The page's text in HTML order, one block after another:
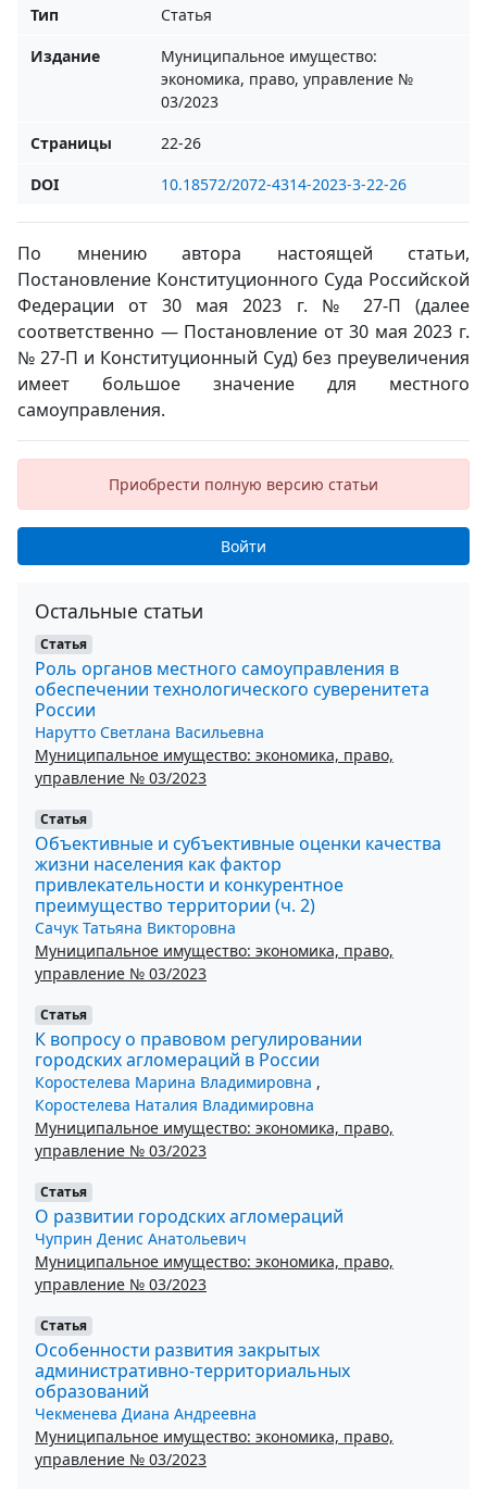
Тип
Статья
Издание
Муниципальное имущество:
экономика, право, управление №
03/2023
Страницы
22-26
DOI
10.18572/2072-4314-2023-3-22-26
По мнению автора настоящей статьи,
Постановление Конституционного Суда Российской
Федерации от 30 мая 2023 г. № 27-П (далее
соответственно — Постановление от 30 мая 2023 г.
№ 27-П и Конституционный Суд) без преувеличения
имеет большое значение для местного
самоуправления.
Приобрести полную версию статьи
Войти
Остальные статьи
Статья
Роль органов местного самоуправления в
обеспечении технологического суверенитета
России
Нарутто Светлана Васильевна
Муниципальное имущество: экономика, право,
управление № 03/2023
Статья
Объективные и субъективные оценки качества
жизни населения как фактор
привлекательности и конкурентное
преимущество территории (ч. 2)
Сачук Татьяна Викторовна
Муниципальное имущество: экономика, право,
управление № 03/2023
Статья
К вопросу о правовом регулировании
городских агломераций в России
Коростелева Марина Владимировна ,
Коростелева Наталия Владимировна
Муниципальное имущество: экономика, право,
управление № 03/2023
Статья
О развитии городских агломераций
Чуприн Денис Анатольевич
Муниципальное имущество: экономика, право,
управление № 03/2023
Статья
Особенности развития закрытых
административно-территориальных
образований
Чекменева Диана Андреевна
Муниципальное имущество: экономика, право,
управление № 03/2023